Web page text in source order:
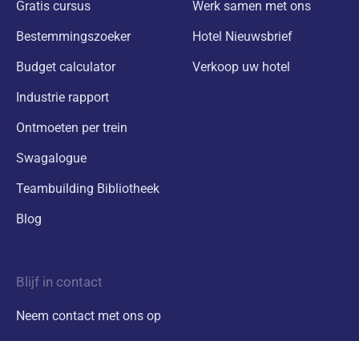
Gratis cursus
Bestemmingszoeker
Budget calculator
Industrie rapport
Ontmoeten per trein
Swagalogue
Teambuilding Bibliotheek
Blog
Werk samen met ons
Hotel Nieuwsbrief
Verkoop uw hotel
Blijf in contact
Neem contact met ons op